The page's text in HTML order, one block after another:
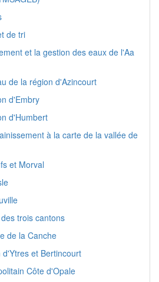
de tri
et la gestion des eaux de l'Aa
de la région d'Azincourt
d'Embry
d'Humbert
à la carte de la vallée de
et Morval
trois cantons
de la Canche
et Bertincourt
Côte d'Opale